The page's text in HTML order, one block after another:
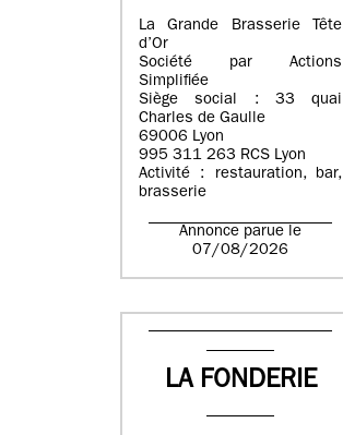
La Grande Brasserie Tête
d’Or
Société par Actions
Simplifiée
Siège social : 33 quai
Charles de Gaulle
69006 Lyon
995 311 263 RCS Lyon
Activité : restauration, bar,
brasserie
Annonce parue le
07/08/2026
LA FONDERIE